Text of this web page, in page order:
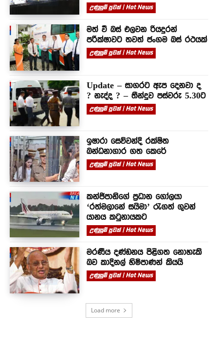
උණුසුම් පුවත් | Hot News
මත් වී බස් එලවන රියදුරන්
පරීක්ෂාවට තවත් ජංගම බස් රථයක්
උණුසුම් පුවත් | Hot News
Update – සාගරට ඇප දෙනවා ද
? නැද්ද ? – තීන්දුව පස්වරු 5.30ට
උණුසුම් පුවත් | Hot News
ඉෂාරා සෙව්වන්දි රක්ෂිත
බන්ධනාගාර ගත කෙරේ
උණුසුම් පුවත් | Hot News
කන්ජිපානිගේ ප්‍රධාන ගෝලයා
‘රත්මලානේ සයිමා’ රැගත් ගුවන්
යානය කටුනායකට
උණුසුම් පුවත් | Hot News
මරණීය දණ්ඩනය පිළිගත නොහැකි
බව කාදිනල් හිමිපාණන් කියයි
උණුසුම් පුවත් | Hot News
Load more